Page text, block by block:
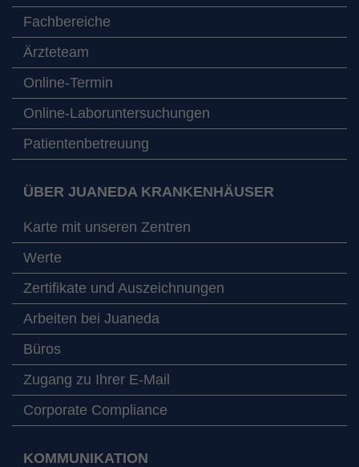
Fachbereiche
Ärzteteam
Online-Termin
Online-Laboruntersuchungen
Patientenbetreuung
ÜBER JUANEDA KRANKENHÄUSER
Karte mit unseren Zentren
Werte
Zertifikate und Auszeichnungen
Arbeiten bei Juaneda
Büros
Zugang zu Ihrer E-Mail
Corporate Compliance
KOMMUNIKATION